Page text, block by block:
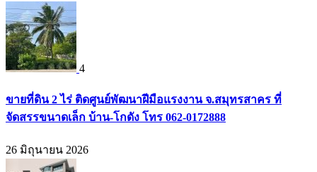
4
ขายที่ดิน 2 ไร่ ติดศูนย์พัฒนาฝีมือแรงงาน จ.สมุทรสาคร ที่
จัดสรรขนาดเล็ก บ้าน-โกดัง โทร 062-0172888
26 มิถุนายน 2026